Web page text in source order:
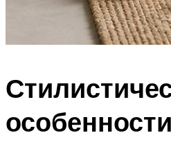
особенности